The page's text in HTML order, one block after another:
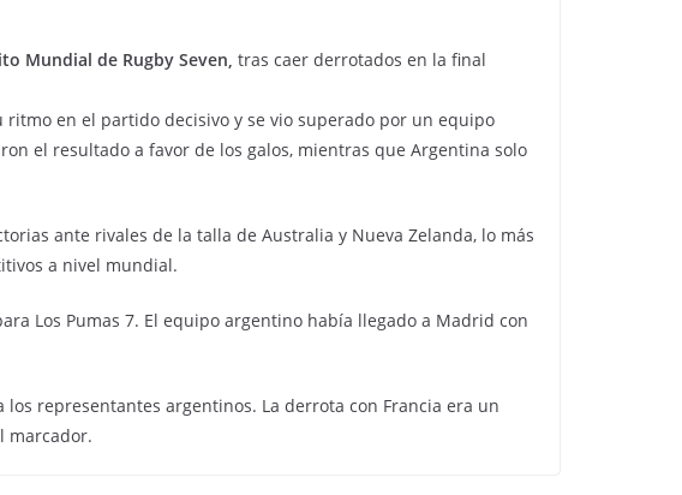
Mundial de Rugby Seven, tras caer derrotados en la final
en el partido decisivo y se vio superado por un equipo
el resultado a favor de los galos, mientras que Argentina solo
ante rivales de la talla de Australia y Nueva Zelanda, lo más
a nivel mundial.
Los Pumas 7. El equipo argentino había llegado a Madrid con
representantes argentinos. La derrota con Francia era un
marcador.